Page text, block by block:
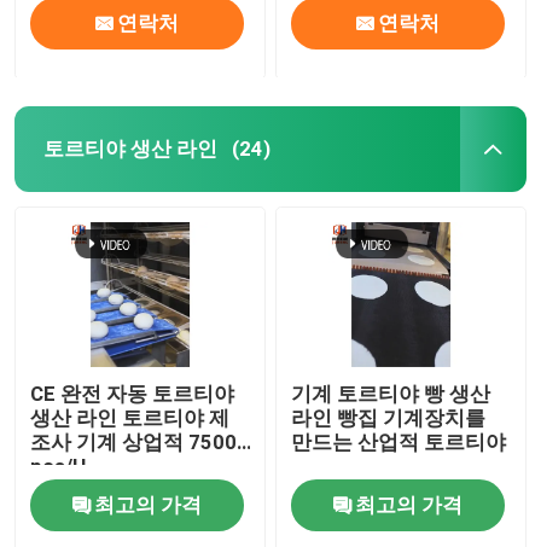
연락처 연락처
토르티야 생산 라인 (24)
CE 완전 자동 토르티야
생산 라인 토르티야 제
조사 기계 상업적 7500
pcs/H
최고의 가격
기계 토르티야 빵 생산
라인 빵집 기계장치를
만드는 산업적 토르티야
최고의 가격